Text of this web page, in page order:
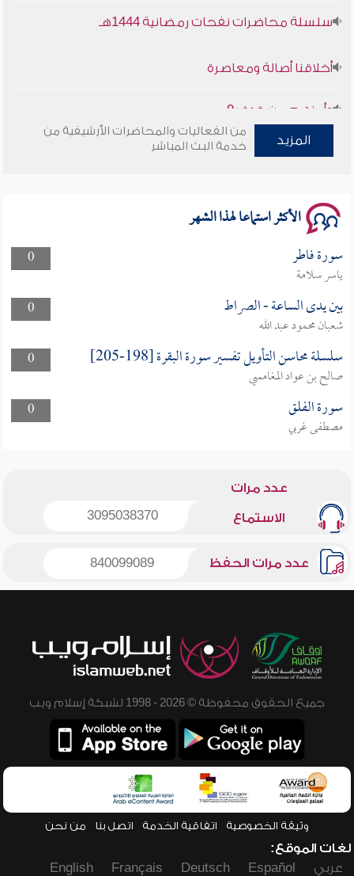
سلسلة محاضرات نفحات رمضانية 1444هـ
المزيد
من الفعاليات والمحاضرات الأرشيفية من
خدمة البث المباشر
الأكثر استماعا لهذا الشهر
0 سورة فاطر
ياسر سلامة
0
بين يدى الساعة - الصراط
شعبان محمود عبد الله
0
سلسلة محاسن التأويل تفسير سورة البقرة [198-205]
صالح بن عواد المغامسي
0
سورة الفلق
مصطفى غربي
عدد مرات
الاستماع 3095038370
عدد مرات الحفظ 840099089
جميع الحقوق محفوظة © 2026 - 1998 لشبكة إسلام ويب
وثيقة الخصوصية اتفاقية الخدمة اتصل بنا من نحن
لغات الموقع:
عربي
Español
Deutsch
Français
English